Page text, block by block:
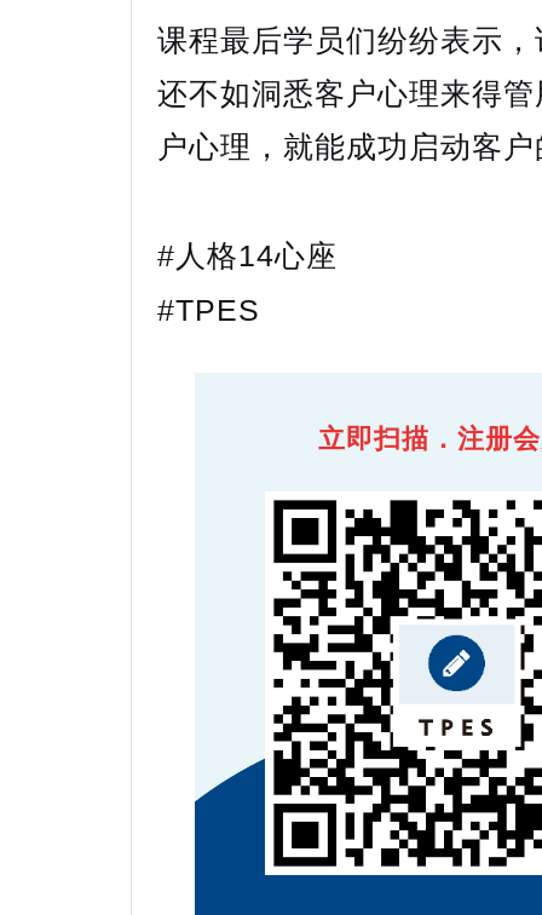
课程最后学员们纷纷表示
还不如洞悉客户心理来得
户心理，就能成功启动客
#人格14心座
#TPES
立即扫描．注册